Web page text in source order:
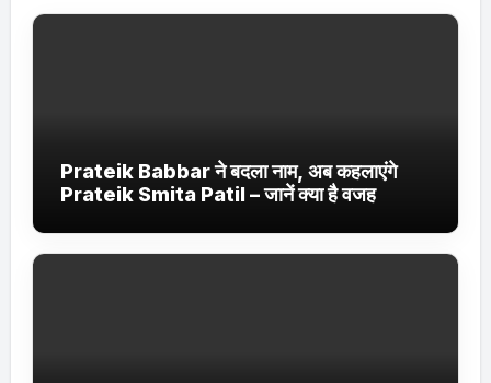
Prateik Babbar ने बदला नाम, अब कहलाएंगे
Prateik Smita Patil – जानें क्या है वजह